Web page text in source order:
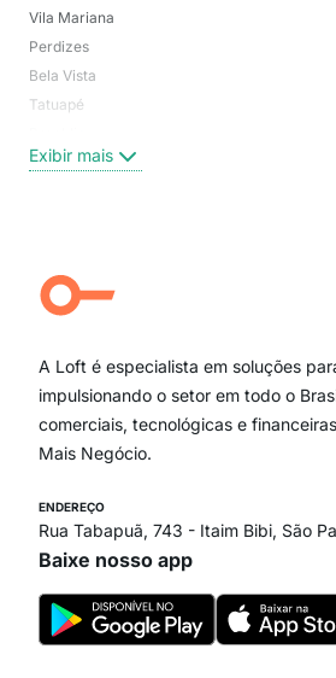
Vila Mariana
Perdizes
Bela Vista
Tatuapé
Centro
Campo Belo
Ipiranga
Paraíso
Itaim Bibi
Exibir mais
A Loft é especialista em soluções
impulsionando o setor em todo o
comerciais, tecnológicas e
Mais Negócio.
ENDEREÇO
Rua Tabapuã, 743 - Itaim Bibi, São
Baixe nosso app